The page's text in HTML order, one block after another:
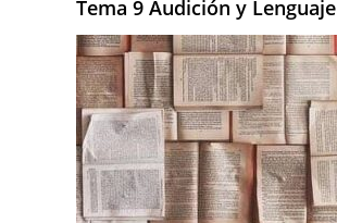
Tema 9 Audición y Lenguaje